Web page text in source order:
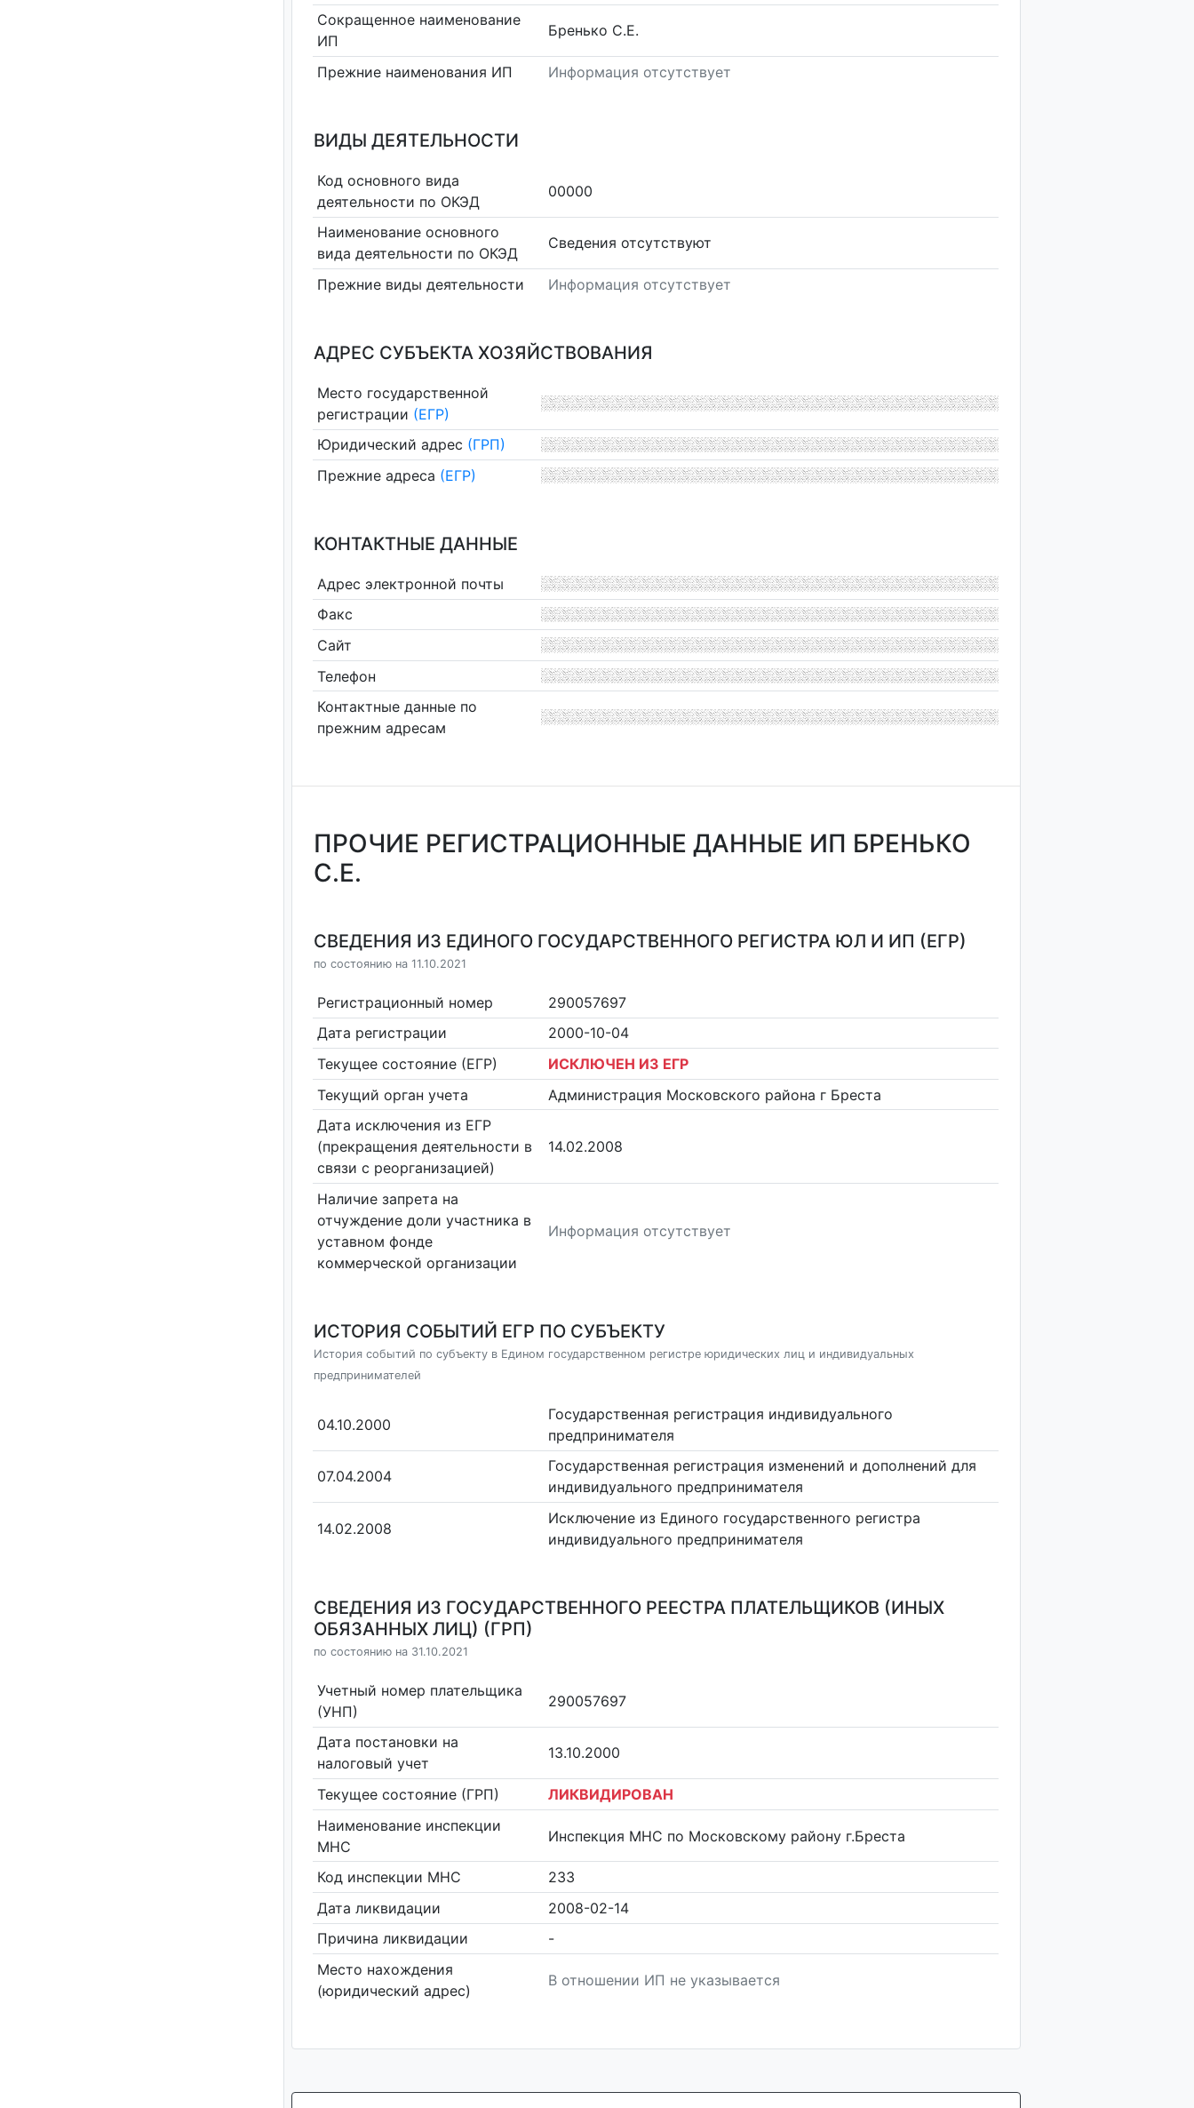
Сокращенное наименование
ИП
Бренько С.Е.
Прежние наименования ИП Информация отсутствует
ВИДЫ ДЕЯТЕЛЬНОСТИ
Код основного вида
деятельности по ОКЭД
00000
Наименование основного
вида деятельности по ОКЭД
Cведения отсутствуют
Прежние виды деятельности Информация отсутствует
АДРЕС СУБЪЕКТА ХОЗЯЙСТВОВАНИЯ
Место государственной
регистрации (ЕГР)
Юридический адрес (ГРП)
Прежние адреса (ЕГР)
КОНТАКТНЫЕ ДАННЫЕ
Адрес электронной почты
Факс
Сайт
Телефон
Контактные данные по
прежним адресам
ПРОЧИЕ РЕГИСТРАЦИОННЫЕ ДАННЫЕ ИП БРЕНЬКО
С.Е.
СВЕДЕНИЯ ИЗ ЕДИНОГО ГОСУДАРСТВЕННОГО РЕГИСТРА ЮЛ И ИП (ЕГР)
по состоянию на 11.10.2021
Регистрационный номер
290057697
Дата регистрации
2000-10-04
Текущее состояние (ЕГР)
ИСКЛЮЧЕН ИЗ ЕГР
Текущий орган учета
Администрация Московского района г Бреста
Дата исключения из ЕГР
(прекращения деятельности в
связи с реорганизацией)
14.02.2008
Наличие запрета на
отчуждение доли участника в
уставном фонде
коммерческой организации
Информация отсутствует
ИСТОРИЯ СОБЫТИЙ ЕГР ПО СУБЪЕКТУ
История событий по субъекту в Едином государственном регистре юридических лиц и индивидуальных
предпринимателей
04.10.2000
Государственная регистрация индивидуального
предпринимателя
07.04.2004
Государственная регистрация изменений и дополнений для
индивидуального предпринимателя
14.02.2008
Исключение из Единого государственного регистра
индивидуального предпринимателя
СВЕДЕНИЯ ИЗ ГОСУДАРСТВЕННОГО РЕЕСТРА ПЛАТЕЛЬЩИКОВ (ИНЫХ
ОБЯЗАННЫХ ЛИЦ) (ГРП)
по состоянию на 31.10.2021
Учетный номер плательщика
(УНП)
290057697
Дата постановки на
налоговый учет
13.10.2000
Текущее состояние (ГРП)
ЛИКВИДИРОВАН
Наименование инспекции
МНС
Инспекция МНС по Московскому району г.Бреста
Код инспекции МНС
233
Дата ликвидации
2008-02-14
Причина ликвидации
-
Место нахождения
(юридический адрес)
В отношении ИП не указывается